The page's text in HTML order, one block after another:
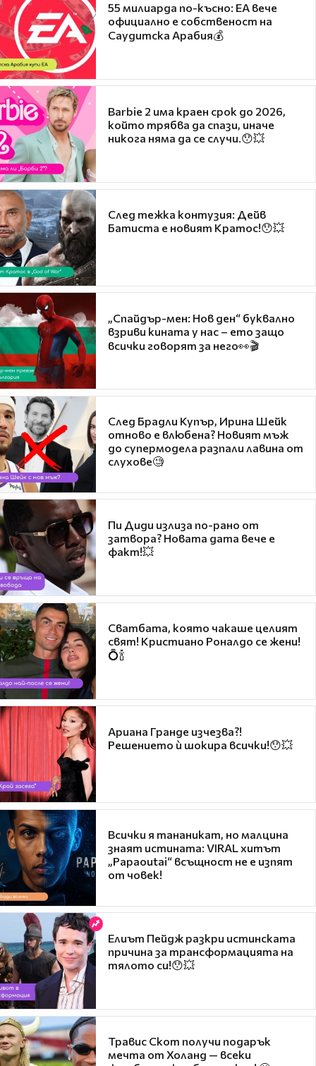
55 милиарда по-късно: EA вече
официално е собственост на
Саудитска Арабия💰
Barbie 2 има краен срок до 2026,
който трябва да спази, иначе
никога няма да се случи.😯💥
След тежка контузия: Дейв
Батиста е новият Кратос!😯💥
„Спайдър-мен: Нов ден“ буквално
взриви кината у нас – ето защо
всички говорят за него👀🎬
След Брадли Купър, Ирина Шейк
отново е влюбена? Новият мъж
до супермодела разпали лавина от
слухове🧐
Пи Диди излиза по-рано от
затвора? Новата дата вече е
факт!💥
Сватбата, която чакаше целият
свят! Кристиано Роналдо се жени!
💍🍾
Ариана Гранде изчезва?!
Решението ѝ шокира всички!😯💥
Всички я тананикат, но малцина
знаят истината: VIRAL хитът
„Papaoutai“ всъщност не е изпят
от човек!
Елиът Пейдж разкри истинската
причина за трансформацията на
тялото си!😯💥
Травис Скот получи подарък
мечта от Холанд — всеки